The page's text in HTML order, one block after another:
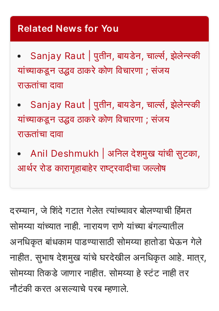
Related News for You
Sanjay Raut | पुतीन, बायडेन, चार्ल्स, झेलेन्स्की
यांच्याकडून उद्धव ठाकरे कोण विचारणा ; संजय
राऊतांचा दावा
Sanjay Raut | पुतीन, बायडेन, चार्ल्स, झेलेन्स्की
यांच्याकडून उद्धव ठाकरे कोण विचारणा ; संजय
राऊतांचा दावा
Anil Deshmukh | अनिल देशमुख यांची सुटका,
आर्थर रोड कारागृहाबाहेर राष्ट्रवादीचा जल्लोष
दरम्यान, जे शिंदे गटात गेलेत त्यांच्यावर बोलण्याची हिंमत
सोमय्या यांच्यात नाही. नारायण राणे यांच्या बंगल्यातील
अनधिकृत बांधकाम पाडण्यासाठी सोमय्या हातोडा घेऊन गेले
नाहीत. सुभाष देशमुख यांचे घरदेखील अनधिकृत आहे. मात्र,
सोमय्या तिकडे जाणार नाहीत. सोमय्या हे स्टंट नाही तर
नौटंकी करत असल्याचे परब म्हणाले.